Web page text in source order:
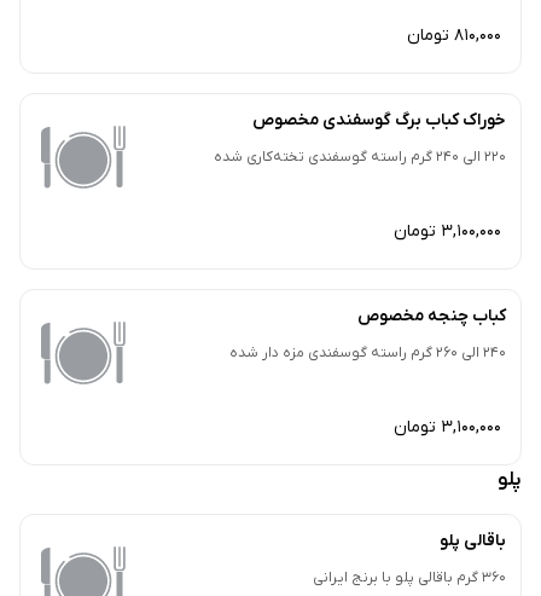
810,000 تومان
خوراک کباب برگ گوسفندی مخصوص
220 الی 240 گرم راسته گوسفندی تخته‌کاری شده
3,100,000 تومان
کباب چنجه مخصوص
240 الی 260 گرم راسته گوسفندی مزه دار شده
3,100,000 تومان
پلو
باقالی پلو
360 گرم باقالی پلو با برنج ایرانی